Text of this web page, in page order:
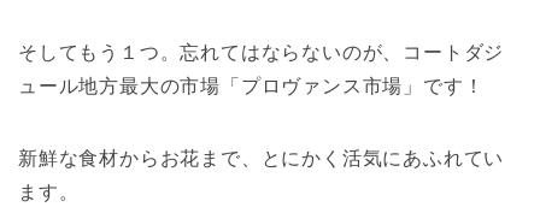
そしてもう１つ。忘れてはならないのが、コートダジ
ュール地方最大の市場「プロヴァンス市場」です！
新鮮な食材からお花まで、とにかく活気にあふれてい
ます。